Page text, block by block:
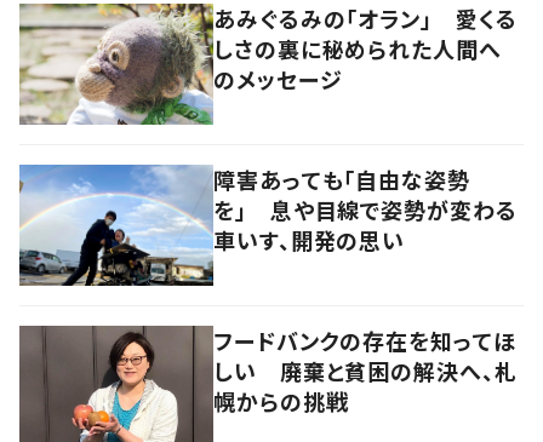
あみぐるみの「オラン」 愛くる
しさの裏に秘められた人間へ
のメッセージ
障害あっても「自由な姿勢
を」 息や目線で姿勢が変わる
車いす、開発の思い
フードバンクの存在を知ってほ
しい 廃棄と貧困の解決へ、札
幌からの挑戦